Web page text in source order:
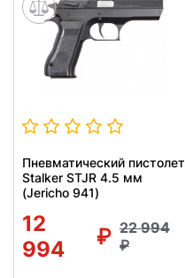
Пневматический пистолет
Stalker STJR 4.5 мм
(Jericho 941)
12
994
22 994